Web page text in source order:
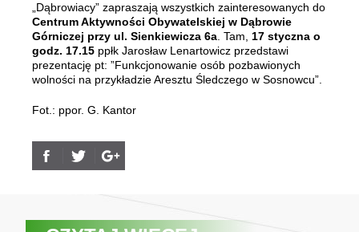
„Dąbrowiacy” zapraszają wszystkich zainteresowanych do
Centrum Aktywności Obywatelskiej w Dąbrowie
Górniczej przy ul. Sienkiewicza 6a . Tam, 17 styczna o
godz. 17.15 ppłk Jarosław Lenartowicz przedstawi
prezentację pt: ”Funkcjonowanie osób pozbawionych
wolności na przykładzie Aresztu Śledczego w Sosnowcu”.
Fot.: ppor. G. Kantor